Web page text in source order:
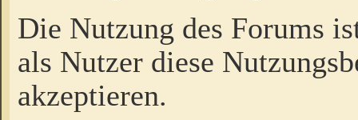
Die Nutzung des Forums
als Nutzer diese
akzeptieren.